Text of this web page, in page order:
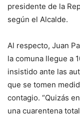
presidente de la
según el Alcalde.
Al respecto, Juan
la comuna llegue a
insistido ante las
que se tomen
contagio. “Quizás
una cuarentena